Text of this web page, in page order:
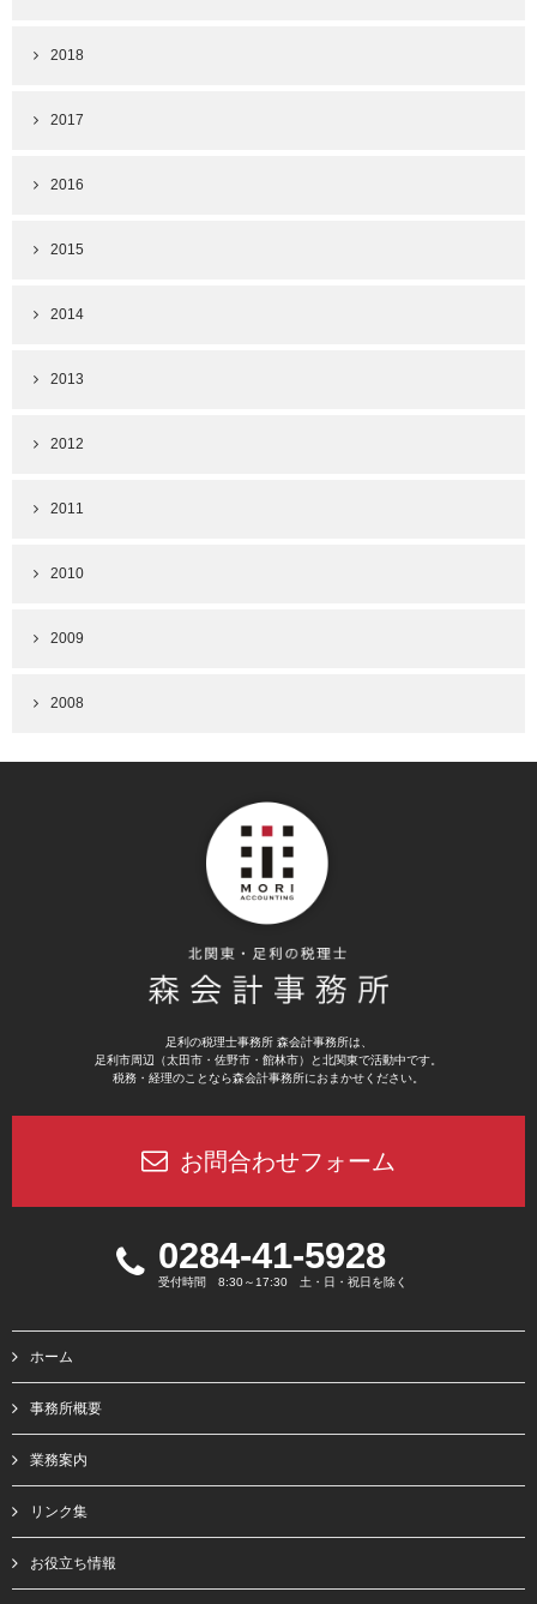
2018
2017
2016
2015
2014
2013
2012
2011
2010
2009
2008
足利の税理士事務所 森会計事務所は、
足利市周辺（太田市・佐野市・館林市）と北関東で活動中です。
税務・経理のことなら森会計事務所におまかせください。
お問合わせフォーム
0284-41-5928
受付時間 8:30～17:30 土・日・祝日を除く
ホーム
事務所概要
業務案内
リンク集
お役立ち情報